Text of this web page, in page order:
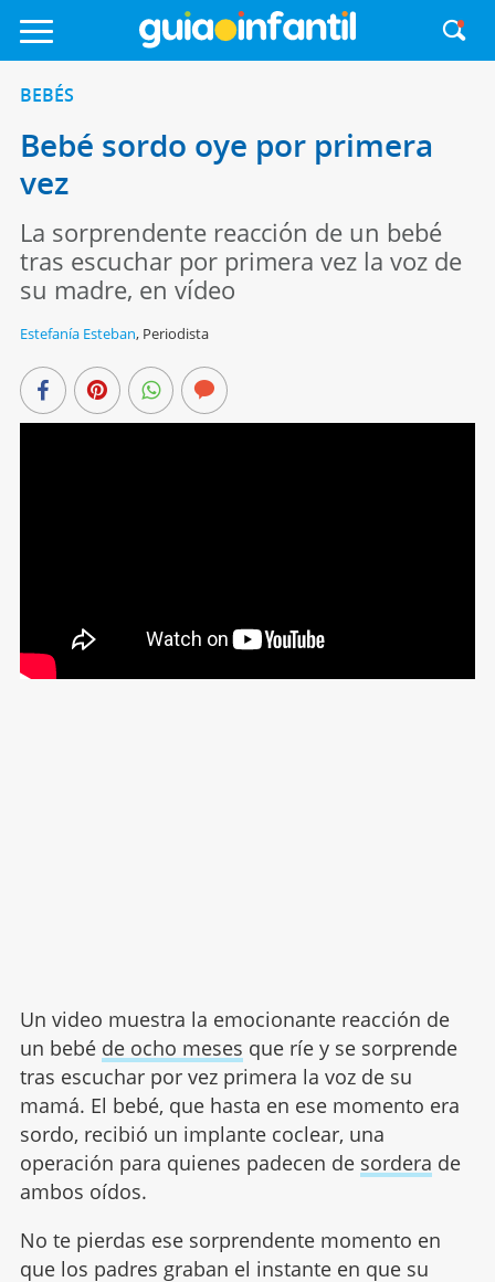
BEBÉS
Bebé sordo oye por primera
vez
La sorprendente reacción de un bebé
tras escuchar por primera vez la voz de
su madre, en vídeo
Estefanía Esteban, Periodista
Un video muestra la emocionante reacción de
un bebé de ocho meses que ríe y se sorprende
tras escuchar por vez primera la voz de su
mamá. El bebé, que hasta en ese momento era
sordo, recibió un implante coclear, una
operación para quienes padecen de sordera de
ambos oídos.
No te pierdas ese sorprendente momento en
que los padres graban el instante en que su